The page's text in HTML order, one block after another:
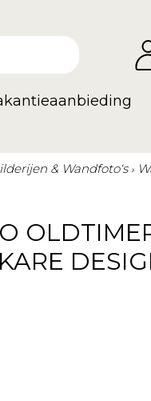
& Wandfoto‘s